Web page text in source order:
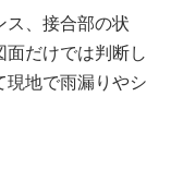
ス、接合部の状
面だけでは判断し
現地で雨漏りやシ